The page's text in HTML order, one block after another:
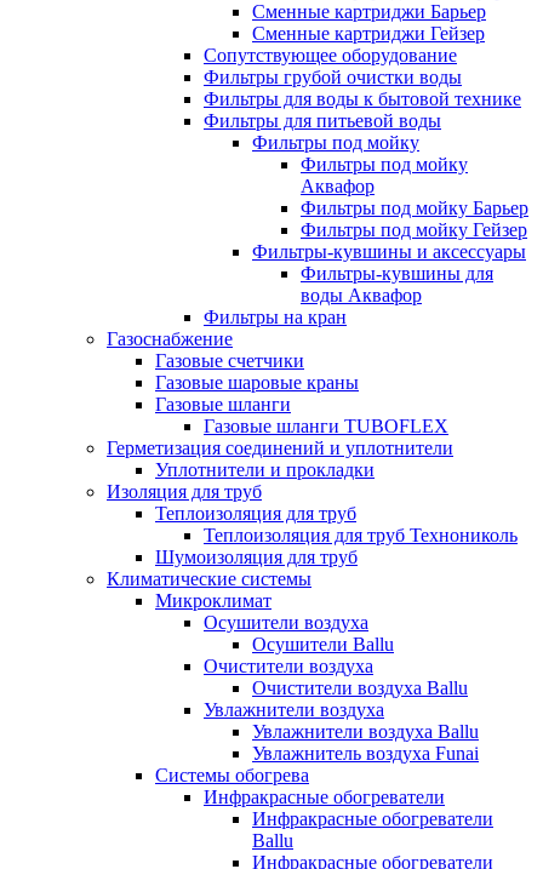
Сменные картриджи Барьер
Сменные картриджи Гейзер
Сопутствующее оборудование
Фильтры грубой очистки воды
Фильтры для воды к бытовой технике
Фильтры для питьевой воды
Фильтры под мойку
Фильтры под мойку
Аквафор
Фильтры под мойку Барьер
Фильтры под мойку Гейзер
Фильтры-кувшины и аксессуары
Фильтры-кувшины для
воды Аквафор
Фильтры на кран
Газоснабжение
Газовые счетчики
Газовые шаровые краны
Газовые шланги
Газовые шланги TUBOFLEX
Герметизация соединений и уплотнители
Уплотнители и прокладки
Изоляция для труб
Теплоизоляция для труб
Теплоизоляция для труб Технониколь
Шумоизоляция для труб
Климатические системы
Микроклимат
Осушители воздуха
Осушители Ballu
Очистители воздуха
Очистители воздуха Ballu
Увлажнители воздуха
Увлажнители воздуха Ballu
Увлажнитель воздуха Funai
Системы обогрева
Инфракрасные обогреватели
Инфракрасные обогреватели
Ballu
Инфракрасные обогреватели